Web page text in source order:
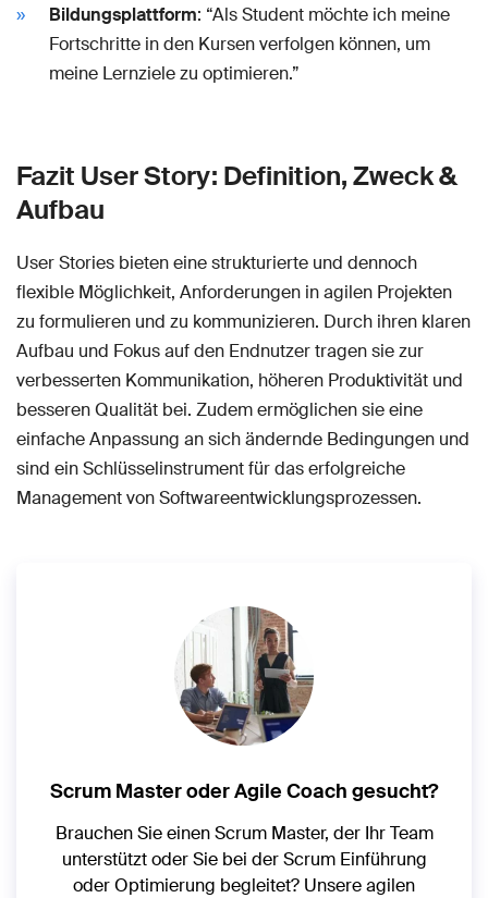
Bildungsplattform: “Als Student möchte ich meine
Fortschritte in den Kursen verfolgen können, um
meine Lernziele zu optimieren.”
Fazit User Story: Definition, Zweck &
Aufbau
User Stories bieten eine strukturierte und dennoch
flexible Möglichkeit, Anforderungen in agilen Projekten
zu formulieren und zu kommunizieren. Durch ihren klaren
Aufbau und Fokus auf den Endnutzer tragen sie zur
verbesserten Kommunikation, höheren Produktivität und
besseren Qualität bei. Zudem ermöglichen sie eine
einfache Anpassung an sich ändernde Bedingungen und
sind ein Schlüsselinstrument für das erfolgreiche
Management von Softwareentwicklungsprozessen.
Scrum Master oder Agile Coach gesucht?
Brauchen Sie einen Scrum Master, der Ihr Team
unterstützt oder Sie bei der Scrum Einführung
oder Optimierung begleitet? Unsere agilen